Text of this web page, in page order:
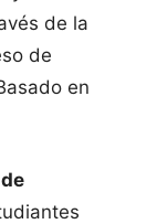
de la
de
en